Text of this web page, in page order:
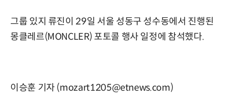
그룹 있지 류진이 29일 서울 성동구 성수동에서 진행된
몽클레르(MONCLER) 포토콜 행사 일정에 참석했다.
이승훈 기자 (mozart1205@etnews.com)